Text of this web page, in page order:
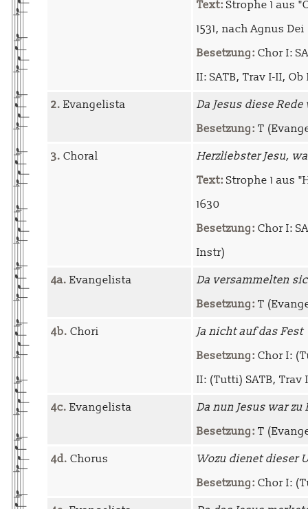
Text: Strophe 1 aus
1531, nach Agnus Dei
Besetzung: Chor I:
II: SATB, Trav I-II,
2. Evangelista
Da Jesus diese
Besetzung: T
3. Choral
Herzliebster Jesu,
Text: Strophe 1 aus
1630
Besetzung: Chor I:
Instr)
4a. Evangelista
Da versammelten
Besetzung: T
4b. Chori
Ja nicht auf das Fest
Besetzung: Chor I:
II: (Tutti) SATB, Trav
4c. Evangelista
Da nun Jesus war zu
Besetzung: T
4d. Chorus
Wozu dienet dieser
Besetzung: Chor I: